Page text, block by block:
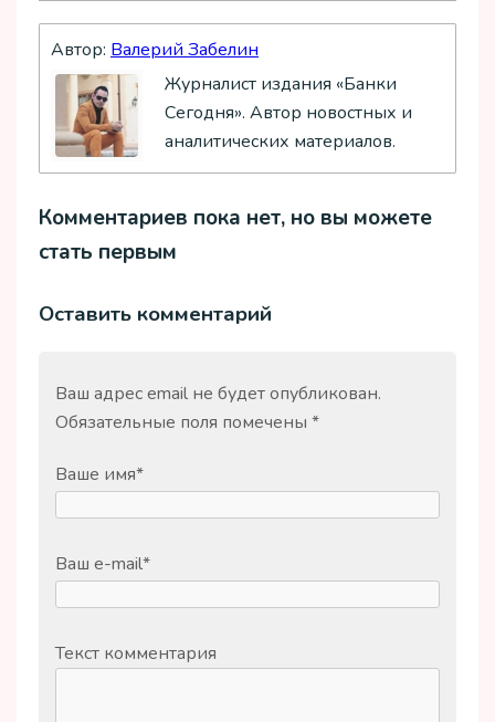
Автор: Валерий Забелин
Журналист издания «Банки
Сегодня». Автор новостных и
аналитических материалов.
Комментариев пока нет, но вы можете
стать первым
Оставить комментарий
Ваш адрес email не будет опубликован.
Обязательные поля помечены *
Ваше имя*
Ваш e-mail*
Текст комментария